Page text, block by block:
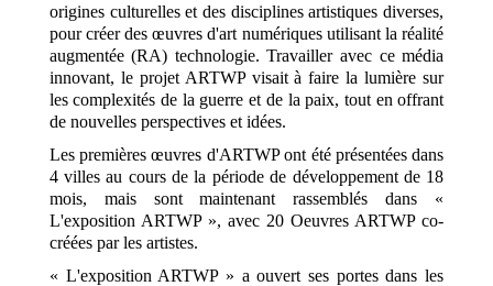
origines culturelles et des disciplines artistiques diverses,
pour créer des œuvres d'art numériques utilisant la réalité
augmentée (RA) technologie. Travailler avec ce média
innovant, le projet ARTWP visait à faire la lumière sur
les complexités de la guerre et de la paix, tout en offrant
de nouvelles perspectives et idées.
Les premières œuvres d'ARTWP ont été présentées dans
4 villes au cours de la période de développement de 18
mois, mais sont maintenant rassemblés dans «
L'exposition ARTWP », avec 20 Oeuvres ARTWP co-
créées par les artistes.
« L'exposition ARTWP » a ouvert ses portes dans les